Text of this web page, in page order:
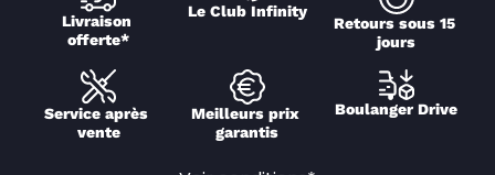
Livraison
offerte*
Le Club Infinity
Retours sous 15
jours
Service après
vente
Meilleurs prix
garantis
Boulanger Drive